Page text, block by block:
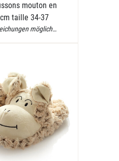
mouton en
taille 34-37
möglich…